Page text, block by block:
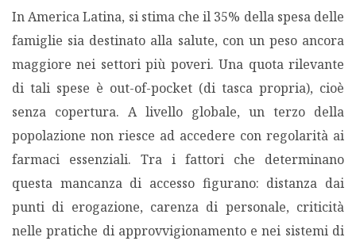
In America Latina, si stima che il 35% della spesa delle
famiglie sia destinato alla salute, con un peso ancora
maggiore nei settori più poveri. Una quota rilevante
di tali spese è out-of-pocket (di tasca propria), cioè
senza copertura. A livello globale, un terzo della
popolazione non riesce ad accedere con regolarità ai
farmaci essenziali. Tra i fattori che determinano
questa mancanza di accesso figurano: distanza dai
punti di erogazione, carenza di personale, criticità
nelle pratiche di approvvigionamento e nei sistemi di